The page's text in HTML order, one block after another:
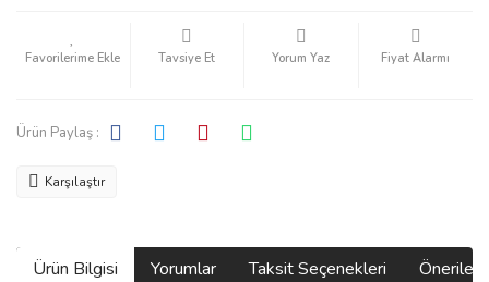
Tavsiye Et Yorum Yaz Fiyat Alarmı
Ürün Paylaş :
Karşılaştır
Ürün Bilgisi Yorumlar Taksit Seçenekleri